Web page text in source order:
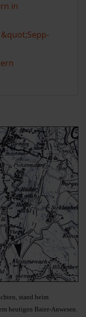
in
stand beim
heutigen Baier-Anwesen.